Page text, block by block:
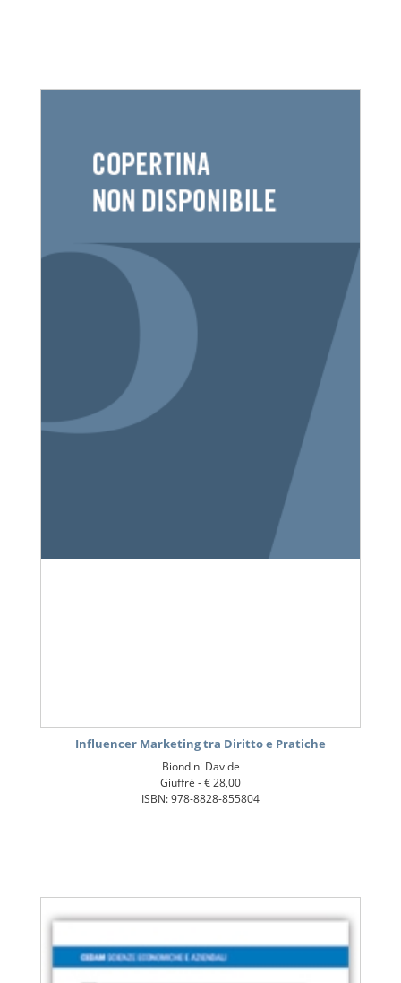
Influencer Marketing tra Diritto e Pratiche
Biondini Davide
Giuffrè -€ 28,00
ISBN: 978-8828-855804